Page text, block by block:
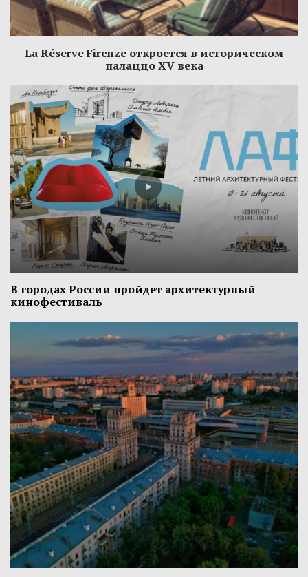
La Réserve Firenze откроется в историческом
палаццо XV века
В городах России пройдет архитектурный
кинофестиваль